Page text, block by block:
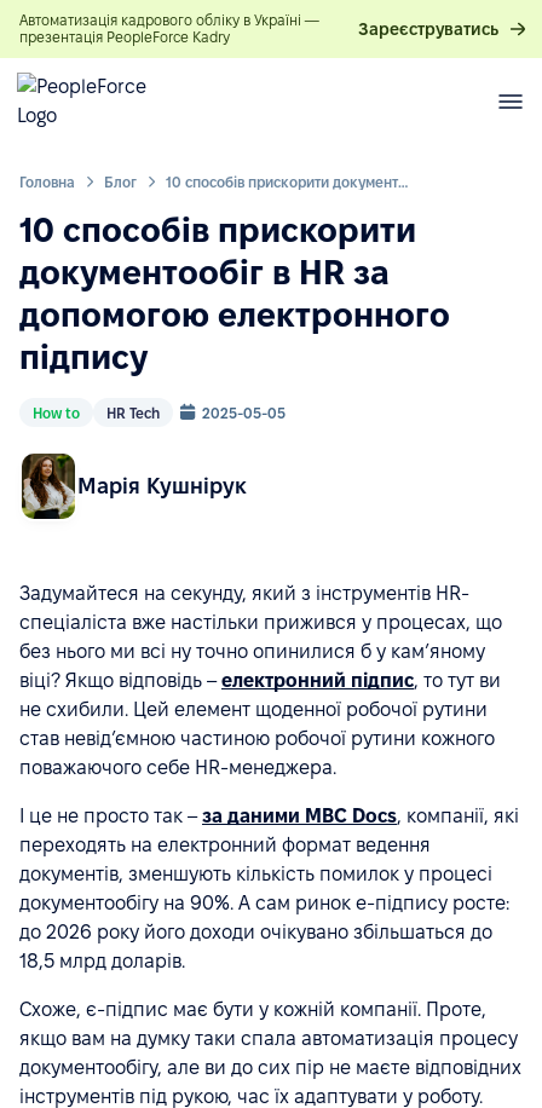
Автоматизація кадрового обліку в Україні —
презентація PeopleForce Kadry
Зареєструватись
Головна Блог 10 способів прискорити документообіг в HR за допомогою електронного підпису
10 способів прискорити
документообіг в HR за
допомогою електронного
підпису
How to HR Tech 2025-05-05
Марія Кушнірук
Задумайтеся на секунду, який з інструментів HR-
спеціаліста вже настільки прижився у процесах, що
без нього ми всі ну точно опинилися б у камʼяному
віці? Якщо відповідь –електронний підпис, то тут ви
не схибили. Цей елемент щоденної робочої рутини
став невідʼємною частиною робочої рутини кожного
поважаючого себе HR-менеджера.
І це не просто так –за даними MBC Docs, компанії, які
переходять на електронний формат ведення
документів, зменшують кількість помилок у процесі
документообігу на 90%. А сам ринок е-підпису росте:
до 2026 року його доходи очікувано збільшаться до
18,5 млрд доларів.
Схоже, є-підпис має бути у кожній компанії. Проте,
якщо вам на думку таки спала автоматизація процесу
документообігу, але ви до сих пір не маєте відповідних
інструментів під рукою, час їх адаптувати у роботу.